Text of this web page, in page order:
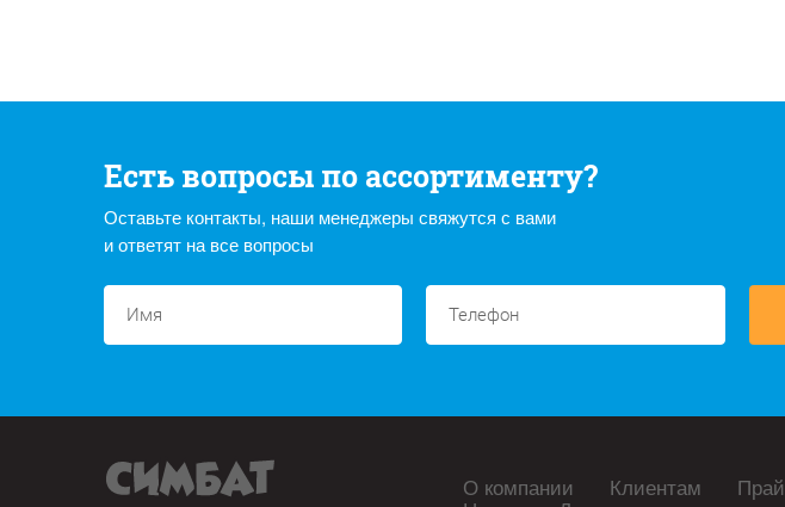
Есть вопросы по ассортименту?
Оставьте контакты, наши менеджеры свяжутся с вами
и ответят на все вопросы
О компании Клиентам